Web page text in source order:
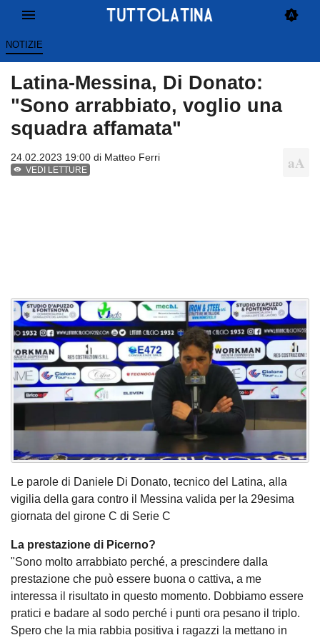
NOTIZIE
Latina-Messina, Di Donato:
"Sono arrabbiato, voglio una
squadra affamata"
24.02.2023 19:00 di Matteo Ferri
VEDI LETTURE
Le parole di Daniele Di Donato, tecnico del Latina, alla
vigilia della gara contro il Messina valida per la 29esima
giornata del girone C di Serie C
La prestazione di Picerno?
"Sono molto arrabbiato perché, a prescindere dalla
prestazione che può essere buona o cattiva, a me
interessa il risultato in questo momento. Dobbiamo essere
pratici e badare al sodo perché i punti ora pesano il triplo.
Spero che la mia rabbia positiva i ragazzi la mettano in